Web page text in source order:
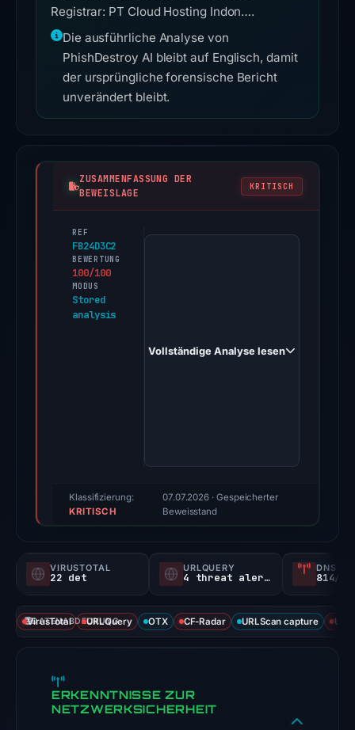
Registrar: PT Cloud Hosting Indon….
Die ausführliche Analyse von
PhishDestroy AI bleibt auf Englisch, damit
der ursprüngliche forensische Bericht
unverändert bleibt.
ZUSAMMENFASSUNG DER
BEWEISLAGE
KRITISCH
REF
FB24D3C2
BEWERTUNG
100/100
MODUS
Stored
analysis
This
which
is
classified
Social
Media
Vollständige Analyse lesen
Klassifizierung:
KRITISCH
07.07.2026 · Gespeicherter
Beweisstand
VIRUSTOTAL
22 det
URLQUERY
4 threat alerts
DNS
814/
DATENABDECKUNG
VirusTotal URLQuery OTX CF-Radar URLScan capture
ERKENNTNISSE ZUR
NETZWERKSICHERHEIT